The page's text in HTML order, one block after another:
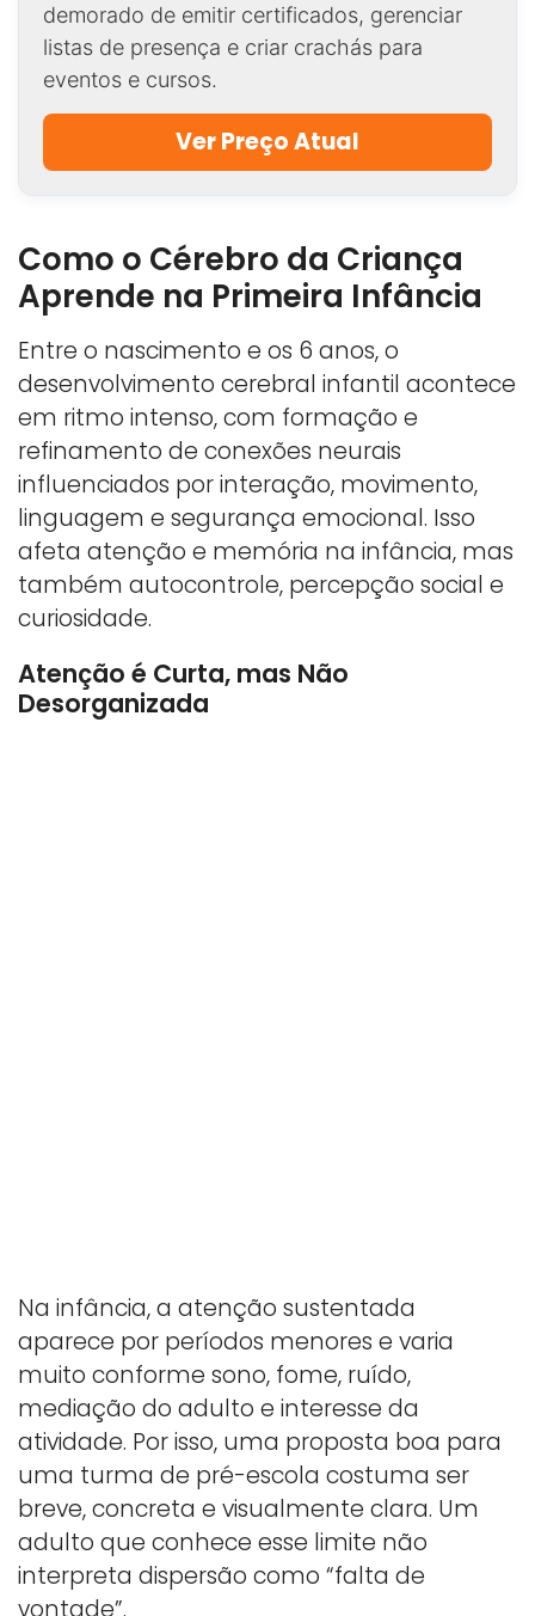
demorado de emitir certificados, gerenciar
listas de presença e criar crachás para
eventos e cursos.
Ver Preço Atual
Como o Cérebro da Criança
Aprende na Primeira Infância
Entre o nascimento e os 6 anos, o
desenvolvimento cerebral infantil acontece
em ritmo intenso, com formação e
refinamento de conexões neurais
influenciados por interação, movimento,
linguagem e segurança emocional. Isso
afeta atenção e memória na infância, mas
também autocontrole, percepção social e
curiosidade.
Atenção é Curta, mas Não
Desorganizada
Na infância, a atenção sustentada
aparece por períodos menores e varia
muito conforme sono, fome, ruído,
mediação do adulto e interesse da
atividade. Por isso, uma proposta boa para
uma turma de pré-escola costuma ser
breve, concreta e visualmente clara. Um
adulto que conhece esse limite não
interpreta dispersão como “falta de
vontade”.